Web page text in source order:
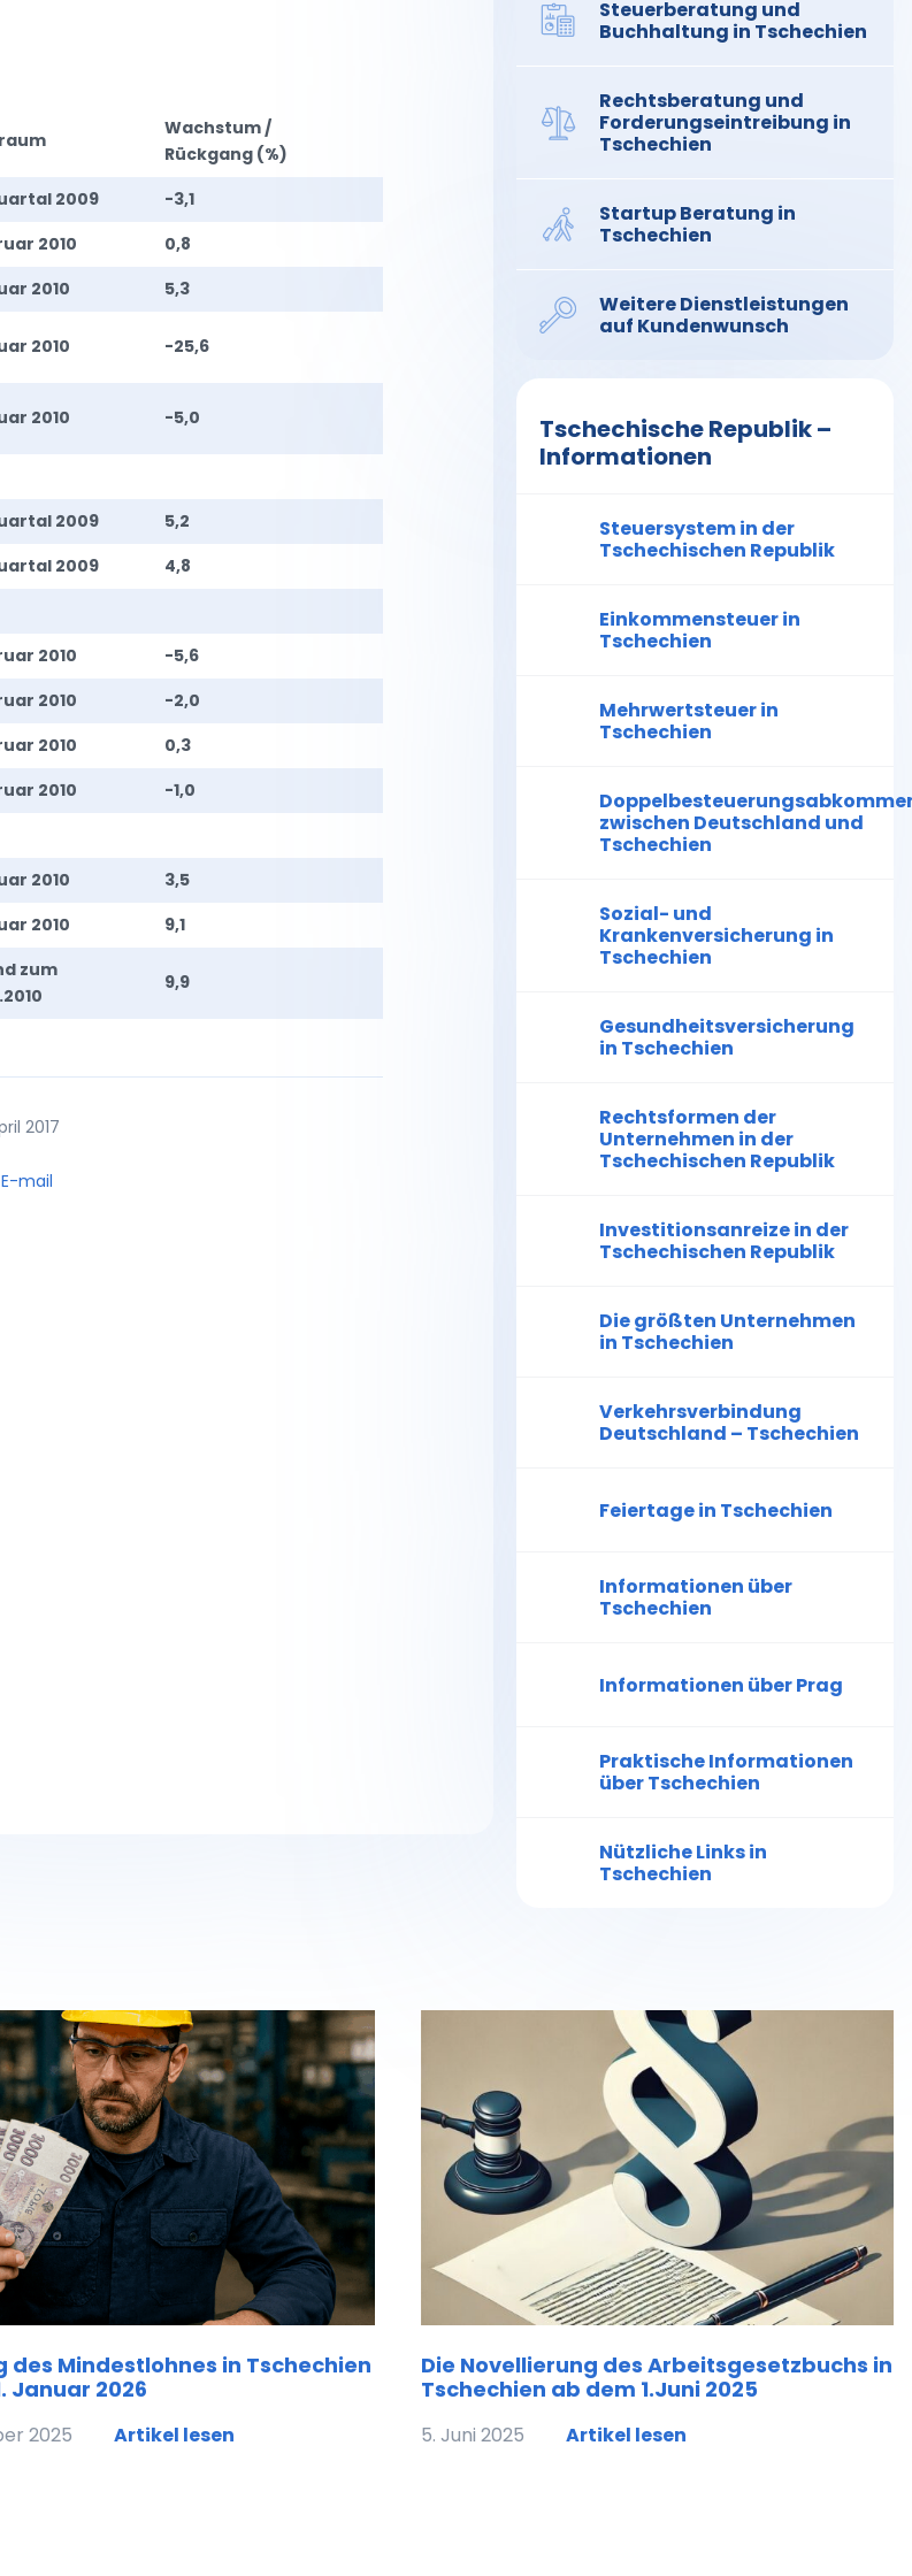
Wachstum /
Rückgang (%)
2009
-3,1
2010
0,8
2010
5,3
2010 -25,6
2010 -5,0
2009
5,2
2009
4,8
2010
-5,6
2010
-2,0
2010
0,3
2010
-1,0
2010
3,5
2010 9,1
zum
9,9
2017
E-mail
Steuerberatung und
Buchhaltung in Tschechien
Rechtsberatung und
Forderungseintreibung in
Tschechien
Startup Beratung in
Tschechien
Weitere Dienstleistungen
auf Kundenwunsch
Tschechische Republik –
Informationen
Steuersystem in der
Tschechischen Republik
Einkommensteuer in
Tschechien
Mehrwertsteuer in
Tschechien
zwischen Deutschland und
Tschechien
Sozial- und
Krankenversicherung in
Tschechien
Gesundheitsversicherung
in Tschechien
Rechtsformen der
Unternehmen in der
Tschechischen Republik
Investitionsanreize in der
Tschechischen Republik
Die größten Unternehmen
in Tschechien
Verkehrsverbindung
Deutschland – Tschechien
Feiertage in Tschechien
Informationen über
Tschechien
Informationen über Prag
Praktische Informationen
über Tschechien
Nützliche Links in
Tschechien
des Mindestlohnes in Tschechien
Januar 2026
2025 Artikel lesen
Die Novellierung des Arbeitsgesetzbuchs in
Tschechien ab dem 1.Juni 2025
5. Juni 2025 Artikel lesen